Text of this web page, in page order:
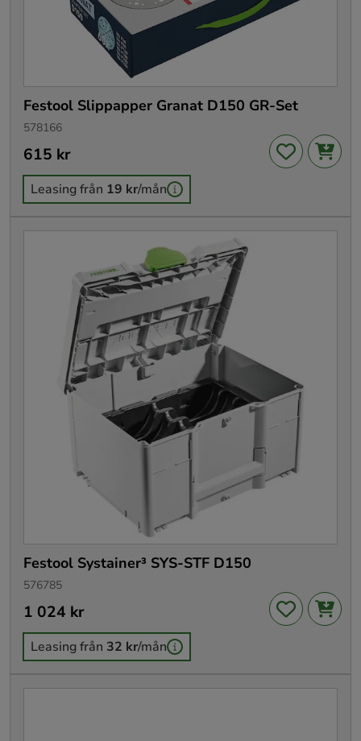
Festool Slippapper Granat D150 GR-Set
578166
Pris: 615 kr
615 kr
Leasing från 19 kr/mån
Festool Systainer³ SYS-STF D150
576785
Pris:1 024 kr
1 024 kr
Leasing från 32 kr/mån